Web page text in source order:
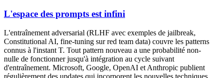
L'espace des prompts est infini
L'entraînement adversarial (RLHF avec exemples de jailbreak,
Constitutional AI, fine-tuning sur red team data) couvre les patterns
connus à l'instant T. Tout pattern nouveau a une probabilité non-
nulle de fonctionner jusqu'à intégration au cycle suivant
d'entraînement. Microsoft, Google, OpenAI et Anthropic publient
régulièrement des updates qui incorporent les nouvelles techniques